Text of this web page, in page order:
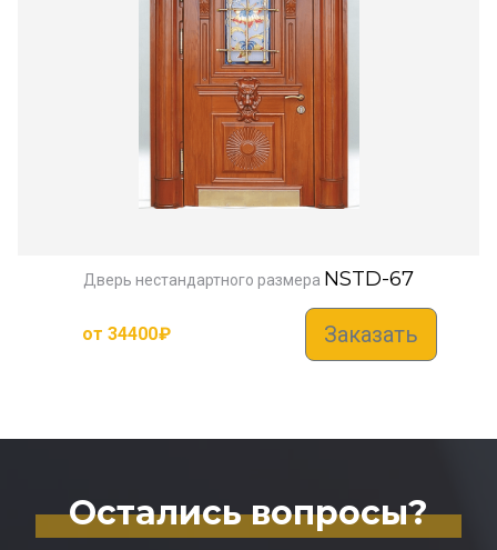
Дверь нестандартного размера NSTD-67
от 34400₽ Заказать
Остались вопросы?